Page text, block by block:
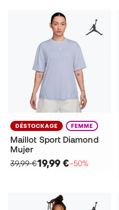
DÉSTOCKAGE FEMME
Maillot Sport Diamond
Mujer
39,99 €19,99 €−50%